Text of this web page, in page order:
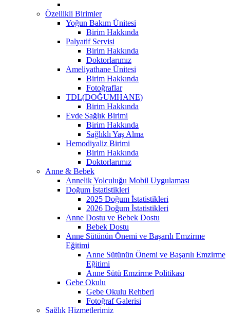
Özellikli Birimler
Yoğun Bakım Ünitesi
Birim Hakkında
Palyatif Servisi
Birim Hakkında
Doktorlarımız
Ameliyathane Ünitesi
Birim Hakkında
Fotoğraflar
TDL(DOĞUMHANE)
Birim Hakkında
Evde Sağlık Birimi
Birim Hakkında
Sağlıklı Yaş Alma
Hemodiyaliz Birimi
Birim Hakkında
Doktorlarımız
Anne & Bebek
Annelik Yolculuğu Mobil Uygulaması
Doğum İstatistikleri
2025 Doğum İstatistikleri
2026 Doğum İstatistikleri
Anne Dostu ve Bebek Dostu
Bebek Dostu
Anne Sütünün Önemi ve Başarılı Emzirme
Eğitimi
Anne Sütünün Önemi ve Başarılı Emzirme
Eğitimi
Anne Sütü Emzirme Politikası
Gebe Okulu
Gebe Okulu Rehberi
Fotoğraf Galerisi
Sağlık Hizmetlerimiz